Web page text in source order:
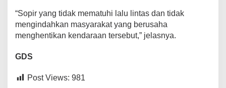
“Sopir yang tidak mematuhi lalu lintas dan tidak
mengindahkan masyarakat yang berusaha
menghentikan kendaraan tersebut,” jelasnya.
GDS
Post Views: 981